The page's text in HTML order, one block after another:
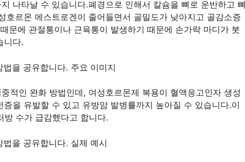
나타날 수 있습니다.폐경으로 인해서 칼슘을 뼈로 운반하고 뼈
호르몬 에스트로겐이 줄어들면서 골밀도가 낮아지고 골감소증
문에 관절통이나 근육통이 발생하기 때문에 손가락 마디가 붓
니다.
적인 완화 방법인데, 여성호르몬제 복용이 혈액응고인자 생성
을 유발할 수 있고 유방암 발병률까지 높아질 수 있습니다.이
수가 급감했다고 합니다.